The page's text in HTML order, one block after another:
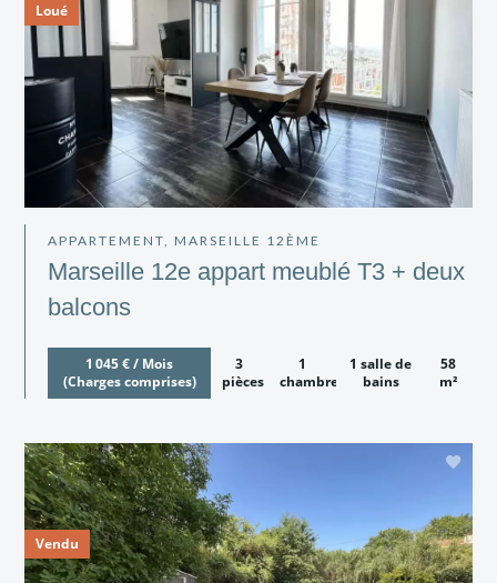
APPARTEMENT, MARSEILLE 12ÈME
Marseille 12e appart meublé T3 + deux
balcons
1 045 € / Mois
(Charges comprises)
3
pièces
1
chambre
1 salle de
bains
58
m²
Loué
Vendu